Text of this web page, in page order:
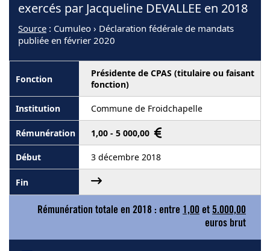
exercés par Jacqueline DEVALLEE en 2018
Source : Cumuleo › Déclaration fédérale de mandats
publiée en février 2020
Présidente de CPAS (titulaire ou faisant
fonction)
Commune de Froidchapelle
1,00 - 5 000,00
3 décembre 2018
Rémunération totale en 2018 : entre 1,00 et 5.000,00
euros brut